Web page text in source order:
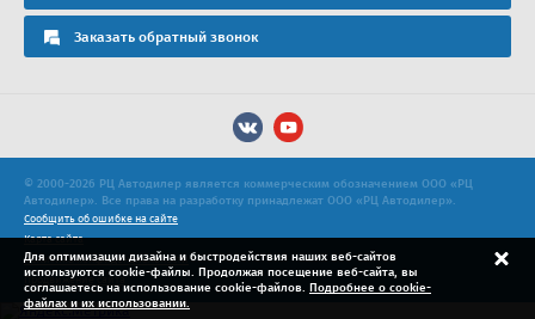
Заказать обратный звонок
© 2000-2026 РЦ Автодилер является коммерческим обозначением ООО «РЦ
Автодилер». Все права на разработку принадлежат ООО «РЦ Автодилер».
Сообщить об ошибке на сайте
Карта сайта
Политика конфиденциальности
Продвижение сайта
Для оптимизации дизайна и быстродействия наших веб-сайтов
используются cookie-файлы. Продолжая посещение веб-сайта, вы
соглашаетесь на использование cookie-файлов. Подробнее о cookie-
файлах и их использовании.